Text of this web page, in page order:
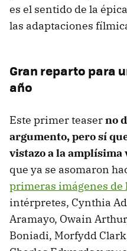
es el sentido de la
las adaptaciones
Gran reparto para
año
Este primer teaserno
argumento, pero sí
vistazo a la amplísima
que ya se asomaron
primeras imágenes de
intérpretes, Cynthia
Aramayo, Owain
Boniadi, Morfydd